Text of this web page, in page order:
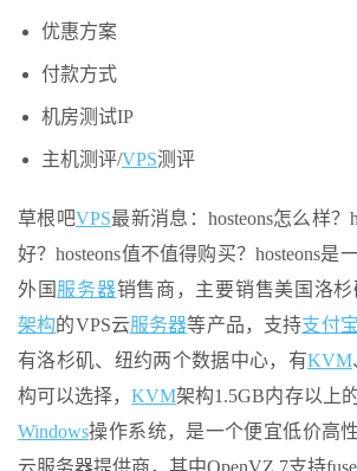
优惠方案
付款方式
机房测试IP
主机测评/VPS测评
草根吧VPS最新消息：hosteons怎么样？
好？hosteons值不值得购买？hosteons是
外国 服务器销售商，主要销售美国洛杉
架构的VPS云服务器等产品，支持支付宝
有洛杉矶、纽约两个数据中心，有KVM
构可以选择，KVM架构1.5GB内存以上
Windows操作系统，是一个便宜低价高
云服务器提供商，其中OpenVZ 7支持